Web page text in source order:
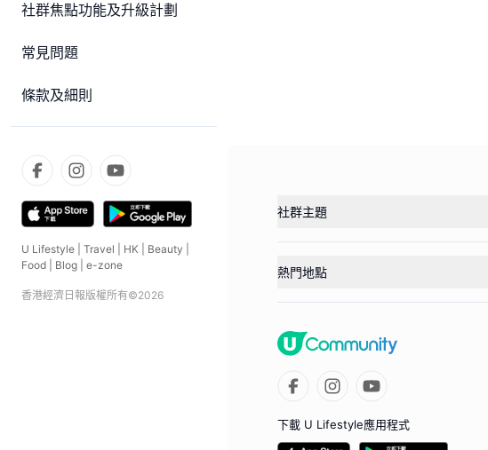
社群焦點功能及升級計劃
常見問題
條款及細則
U Lifestyle Travel HK Beauty
Food
Blog e-zone
香港經濟日報版權所有©2026
社群主題
熱門地點
下載 U Lifestyle應用程式